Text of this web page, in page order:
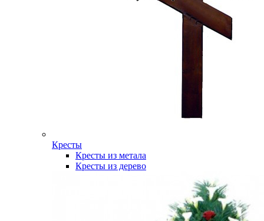
Кресты
Кресты из метала
Кресты из дерево